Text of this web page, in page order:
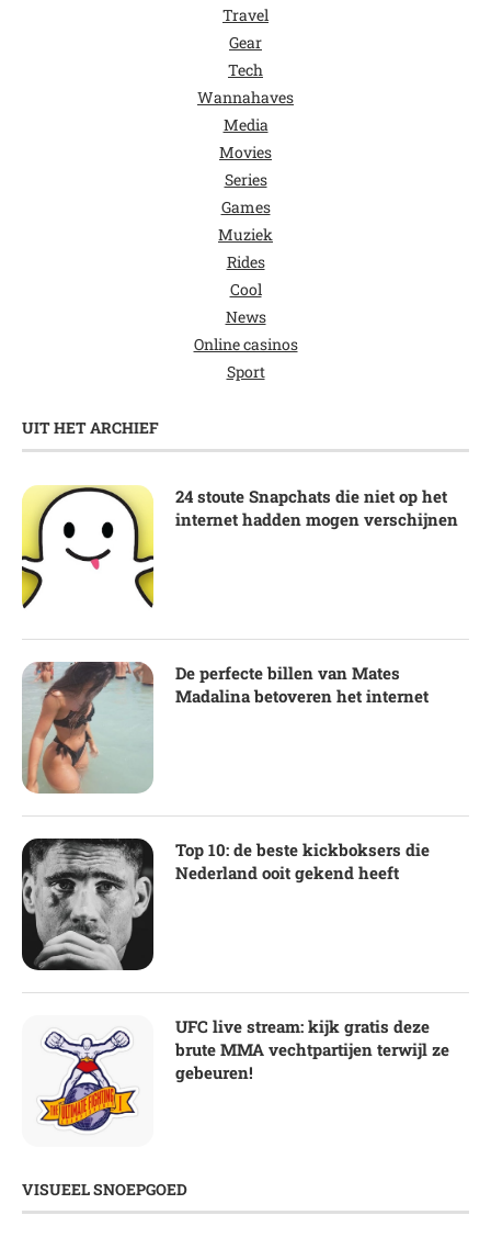
Travel
Gear
Tech
Wannahaves
Media
Movies
Series
Games
Muziek
Rides
Cool
News
Online casinos
Sport
UIT HET ARCHIEF
24 stoute Snapchats die niet op het
internet hadden mogen verschijnen
De perfecte billen van Mates
Madalina betoveren het internet
Top 10: de beste kickboksers die
Nederland ooit gekend heeft
UFC live stream: kijk gratis deze
brute MMA vechtpartijen terwijl ze
gebeuren!
VISUEEL SNOEPGOED